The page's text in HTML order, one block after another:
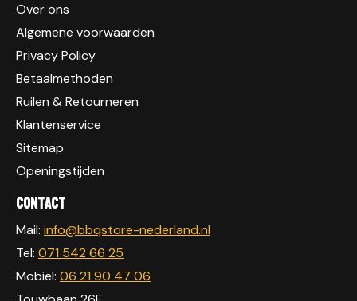
Over ons
Algemene voorwaarden
Privacy Policy
Betaalmethoden
Ruilen & Retourneren
Klantenservice
Sitemap
Openingstijden
Contact
Mail: info@bbqstore-nederland.nl
Tel: 071 542 66 25
Mobiel: 06 21 90 47 06